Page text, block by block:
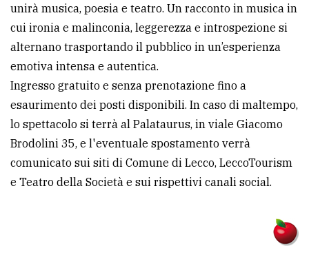
unirà musica, poesia e teatro. Un racconto in musica in
cui ironia e malinconia, leggerezza e introspezione si
alternano trasportando il pubblico in un’esperienza
emotiva intensa e autentica.
Ingresso gratuito e senza prenotazione fino a
esaurimento dei posti disponibili. In caso di maltempo,
lo spettacolo si terrà al Palataurus, in viale Giacomo
Brodolini 35, e l'eventuale spostamento verrà
comunicato sui siti di Comune di Lecco, LeccoTourism
e Teatro della Società e sui rispettivi canali social.